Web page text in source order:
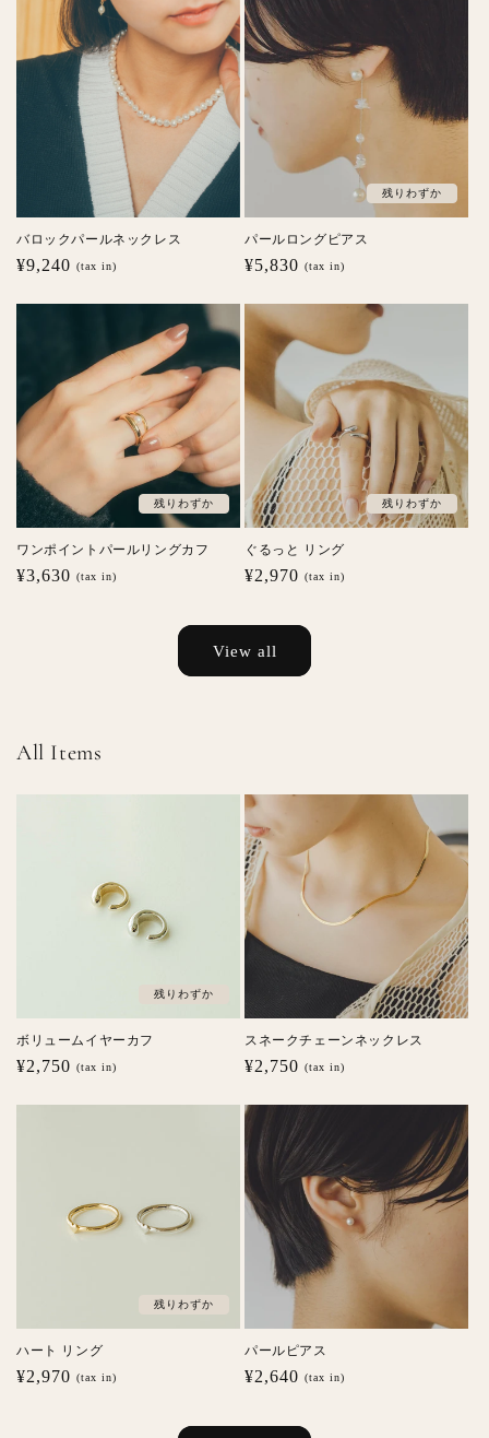
バロックパールネックレス
通
¥9,240 (tax in)
残りわずか
パールロングピアス
通
価
¥5,830 (tax in)
残りわずか
ワンポイントパールリングカフ
通
¥3,630 (tax in)
残りわずか
ぐるっと リング
通
価
格
¥2,970 (tax in)
View all
All Items
残りわずか
ボリュームイヤーカフ
通
¥2,750 (tax in)
スネークチェーンネックレス
通
価
格
¥2,750 (tax in)
残りわずか
ハート リング
通
¥2,970 (tax in)
パールピアス
通
価
¥2,640 (tax in)